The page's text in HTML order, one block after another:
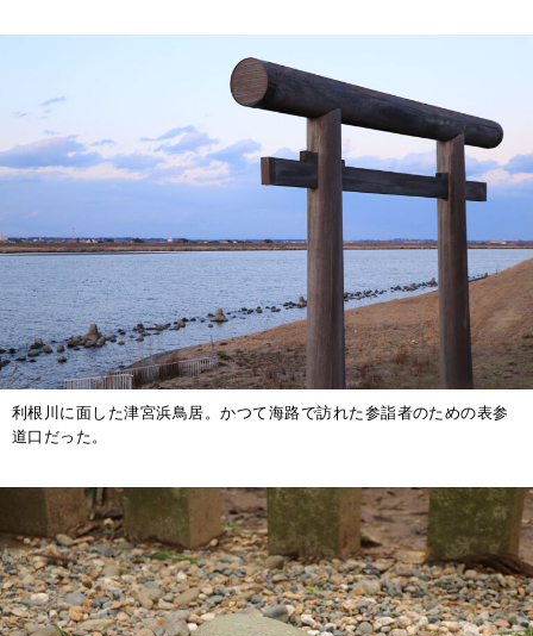
利根川に面した津宮浜鳥居。かつて海路で訪れた参詣者のための表参
道口だった。